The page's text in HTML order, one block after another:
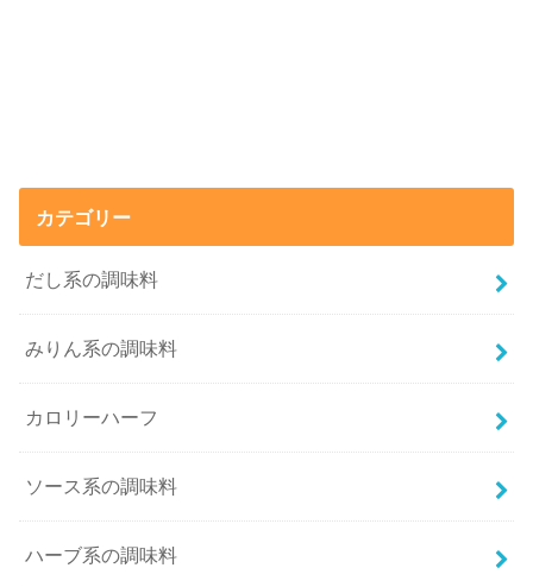
カテゴリー
だし系の調味料
みりん系の調味料
カロリーハーフ
ソース系の調味料
ハーブ系の調味料